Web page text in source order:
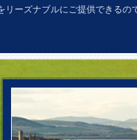
リーズナブルにご提供できるの